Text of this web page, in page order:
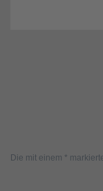
Die mit einem *